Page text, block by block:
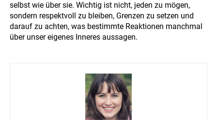
selbst wie über sie. Wichtig ist nicht, jeden zu mögen,
sondern respektvoll zu bleiben, Grenzen zu setzen und
darauf zu achten, was bestimmte Reaktionen manchmal
über unser eigenes Inneres aussagen.